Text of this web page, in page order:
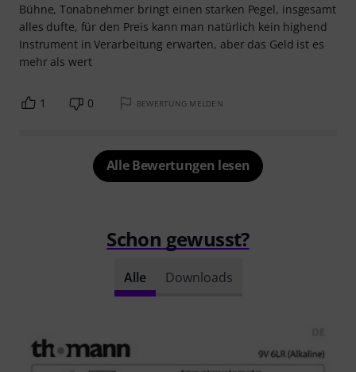
Bühne, Tonabnehmer bringt einen starken Pegel, insgesamt
alles dufte, für den Preis kann man natürlich kein highend
Instrument in Verarbeitung erwarten, aber das Geld ist es
mehr als wert
1 0 BEWERTUNG MELDEN
Alle Bewertungen lesen
Schon gewusst?
Alle Downloads